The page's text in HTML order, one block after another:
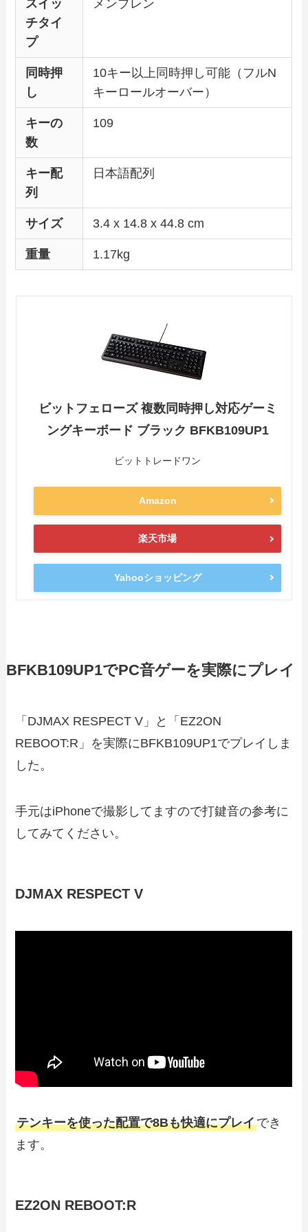
スイッ
チタイ
プ
メンブレン
同時押
し
10キー以上同時押し可能（フルN
キーロールオーバー）
キーの
数
109
キー配
列
日本語配列
サイズ ‎3.4 x 14.8 x 44.8 cm
重量 1.17kg
ビットフェローズ 複数同時押し対応ゲーミ
ングキーボード ブラック BFKB109UP1
ビットトレードワン
Amazon
楽天市場
Yahooショッピング
BFKB109UP1でPC音ゲーを実際にプレイ
「DJMAX RESPECT V」と「EZ2ON
REBOOT:R」を実際にBFKB109UP1でプレイしま
した。
手元はiPhoneで撮影してますので打鍵音の参考に
してみてください。
DJMAX RESPECT V
テンキーを使った配置で8Bも快適にプレイでき
ます。
EZ2ON REBOOT:R